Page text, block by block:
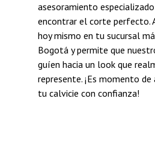
asesoramiento
encontrar el corte perfecto.
hoy mismo en tu sucursal
Bogotá y permite que
guíen hacia un look que
represente. ¡Es momento
tu calvicie con confianza!